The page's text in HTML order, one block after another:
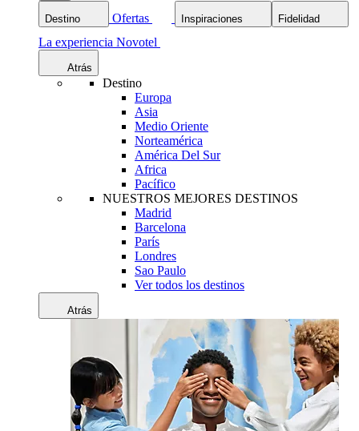
Destino Ofertas Inspiraciones Fidelidad
La experiencia Novotel
Atrás
Destino
Europa
Asia
Medio Oriente
Norteamérica
América Del Sur
Africa
Pacífico
NUESTROS MEJORES DESTINOS
Madrid
Barcelona
París
Londres
Sao Paulo
Ver todos los destinos
Atrás